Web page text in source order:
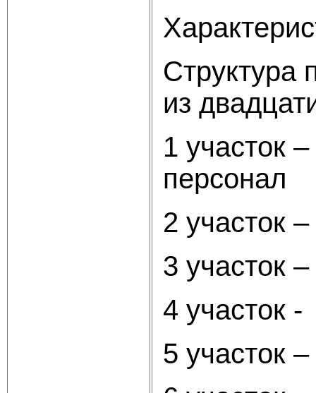
Структура
из
1 участок
персонал
2 участок
3 участок
4 участок -
5 участок